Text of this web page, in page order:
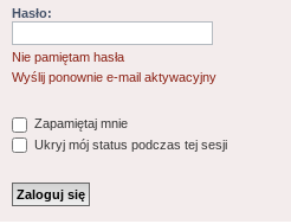
Hasło:
Nie pamiętam hasła
Wyślij ponownie e-mail aktywacyjny
Zapamiętaj mnie
Ukryj mój status podczas tej sesji